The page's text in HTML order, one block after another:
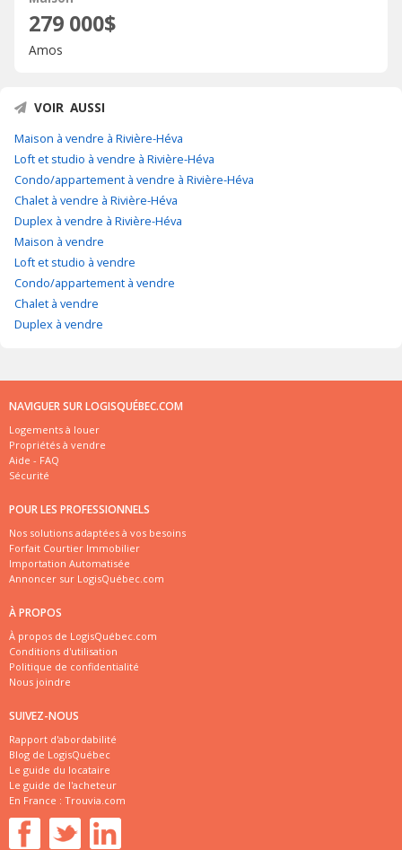
279 000$
Amos
VOIR AUSSI
Maison à vendre à Rivière-Héva
Loft et studio à vendre à Rivière-Héva
Condo/appartement à vendre à Rivière-Héva
Chalet à vendre à Rivière-Héva
Duplex à vendre à Rivière-Héva
Maison à vendre
Loft et studio à vendre
Condo/appartement à vendre
Chalet à vendre
Duplex à vendre
NAVIGUER SUR LOGISQUÉBEC.COM
Logements à louer
Propriétés à vendre
Aide - FAQ
Sécurité
POUR LES PROFESSIONNELS
Nos solutions adaptées à vos besoins
Forfait Courtier Immobilier
Importation Automatisée
Annoncer sur LogisQuébec.com
À PROPOS
À propos de LogisQuébec.com
Conditions d'utilisation
Politique de confidentialité
Nous joindre
SUIVEZ-NOUS
Rapport d'abordabilité
Blog de LogisQuébec
Le guide du locataire
Le guide de l'acheteur
En France : Trouvia.com